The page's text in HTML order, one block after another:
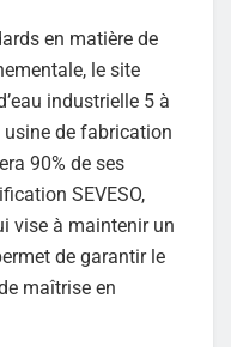
en matière de
le site
industrielle 5 à
usine de fabrication
90% de ses
SEVESO,
vise à maintenir un
de garantir le
maîtrise en